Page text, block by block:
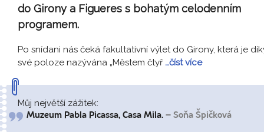
do Girony a Figueres s bohatým celodenním
programem.
Po snídani nás čeká fakultativní výlet do Girony, která je
své poloze nazývána „Městem čtyř …číst více
Můj největší zážitek:
Muzeum Pabla Picassa, Casa Mila. – Soňa Špičková